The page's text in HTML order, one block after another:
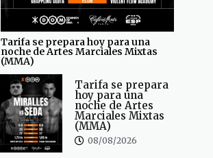
Tarifa se prepara hoy para una
noche de Artes Marciales Mixtas
(MMA)
Tarifa se prepara
hoy para una
noche de Artes
Marciales Mixtas
(MMA)
08/08/2026